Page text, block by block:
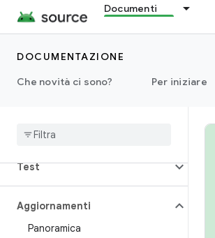
Documenti
DOCUMENTAZIONE
Che novità ci sono?
Per iniziare
Alimentazione
Impostazioni
Storage
Test
Aggiornamenti
Panoramica